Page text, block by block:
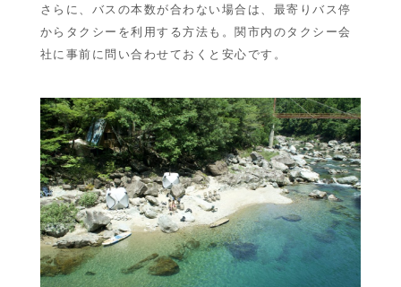
さらに、バスの本数が合わない場合は、最寄りバス停
からタクシーを利用する方法も。関市内のタクシー会
社に事前に問い合わせておくと安心です。